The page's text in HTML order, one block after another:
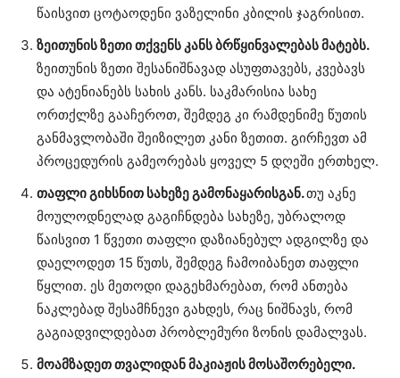
წაისვით ცოტაოდენი ვაზელინი კბილის ჯაგრისით.
ზეითუნის ზეთი თქვენს კანს ბრწყინვალებას მატებს.
ზეითუნის ზეთი შესანიშნავად ასუფთავებს, კვებავს
და ატენიანებს სახის კანს. საკმარისია სახე
ორთქლზე გააჩეროთ, შემდეგ კი რამდენიმე წუთის
განმავლობაში შეიზილეთ კანი ზეთით. გირჩევთ ამ
პროცედურის გამეორებას ყოველ 5 დღეში ერთხელ.
თაფლი გიხსნით სახეზე გამონაყარისგან.თუ აკნე
მოულოდნელად გაგიჩნდება სახეზე, უბრალოდ
წაისვით 1 წვეთი თაფლი დაზიანებულ ადგილზე და
დაელოდეთ 15 წუთს, შემდეგ ჩამოიბანეთ თაფლი
წყლით. ეს მეთოდი დაგეხმარებათ, რომ ანთება
ნაკლებად შესამჩნევი გახდეს, რაც ნიშნავს, რომ
გაგიადვილდებათ პრობლემური ზონის დამალვას.
მოამზადეთ თვალიდან მაკიაჟის მოსაშორებელი.